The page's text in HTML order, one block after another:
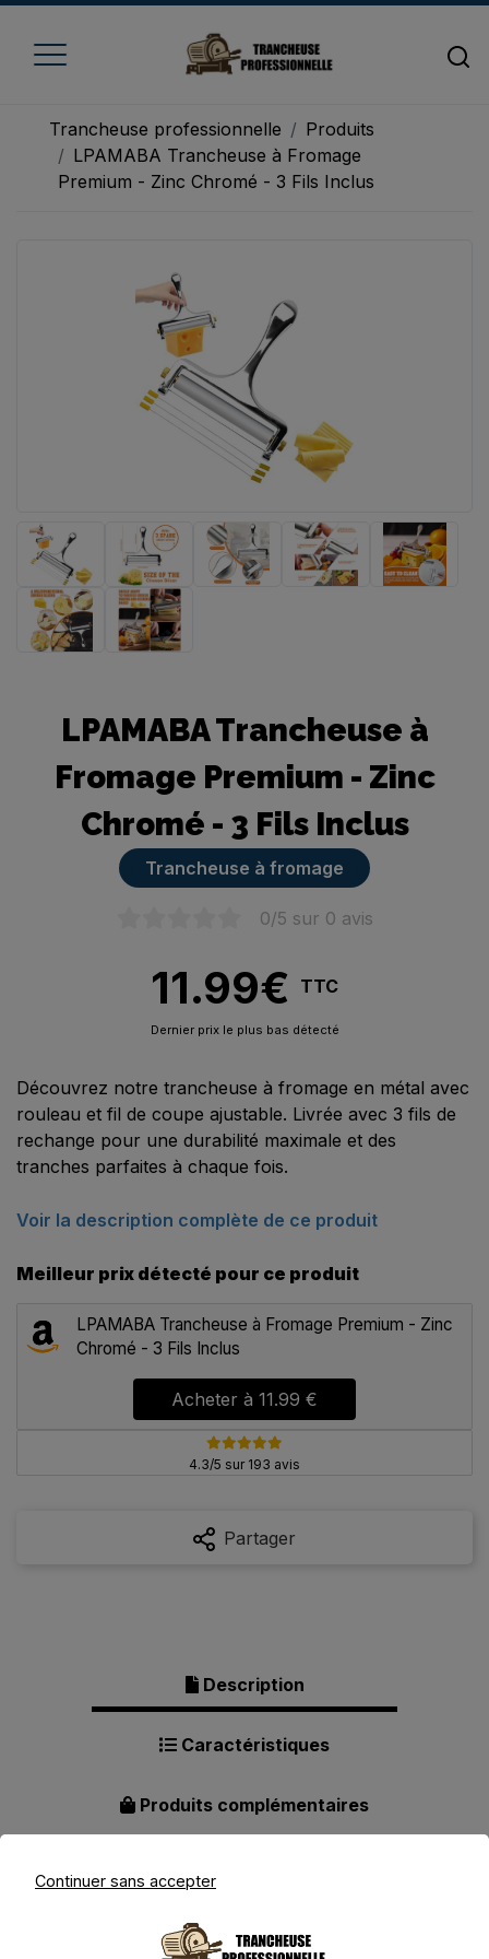
Accueil
Trancheuse à jambon
Trancheuse à pain
Trancheuse à viande
Trancheuse à légume
Trancheuse professionnelle
Produits
LPAMABA Trancheuse à Fromage
Premium - Zinc Chromé - 3 Fils Inclus
LPAMABA Trancheuse à
Fromage Premium - Zinc
Chromé - 3 Fils Inclus
Trancheuse à fromage
0/5 sur 0 avis
11.99€ TTC
Dernier prix le plus bas détecté
Découvrez notre trancheuse à fromage en métal avec
rouleau et fil de coupe ajustable. Livrée avec 3 fils de
rechange pour une durabilité maximale et des
tranches parfaites à chaque fois.
Voir la description complète de ce produit
Meilleur prix détecté pour ce produit
LPAMABA Trancheuse à Fromage Premium - Zinc
Chromé - 3 Fils Inclus
Acheter à 11.99 €
4.3/5 sur 193 avis
Partager
Description
Caractéristiques
Produits complémentaires
Description pour LPAMABA
Continuer sans accepter